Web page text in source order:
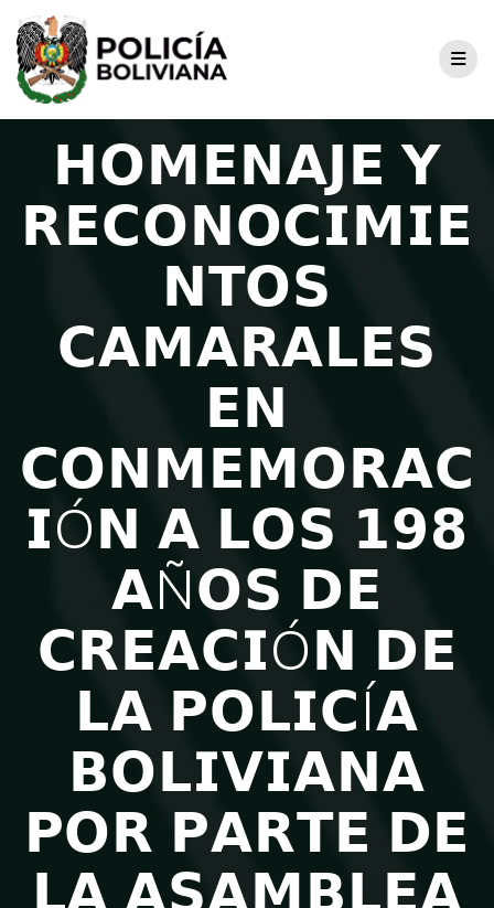
𝗛𝗢𝗠𝗘𝗡𝗔𝗝𝗘 𝗬
𝗥𝗘𝗖𝗢𝗡𝗢𝗖𝗜𝗠𝗜𝗘
𝗡𝗧𝗢𝗦
𝗖𝗔𝗠𝗔𝗥𝗔𝗟𝗘𝗦
𝗘𝗡
𝗖𝗢𝗡𝗠𝗘𝗠𝗢𝗥𝗔𝗖
𝗜Ó𝗡 𝗔 𝗟𝗢𝗦 𝟭𝟵𝟴
𝗔Ñ𝗢𝗦 𝗗𝗘
𝗖𝗥𝗘𝗔𝗖𝗜Ó𝗡 𝗗𝗘
𝗟𝗔 𝗣𝗢𝗟𝗜𝗖Í𝗔
𝗕𝗢𝗟𝗜𝗩𝗜𝗔𝗡𝗔
𝗣𝗢𝗥 𝗣𝗔𝗥𝗧𝗘 𝗗𝗘
𝗟𝗔 𝗔𝗦𝗔𝗠𝗕𝗟𝗘𝗔